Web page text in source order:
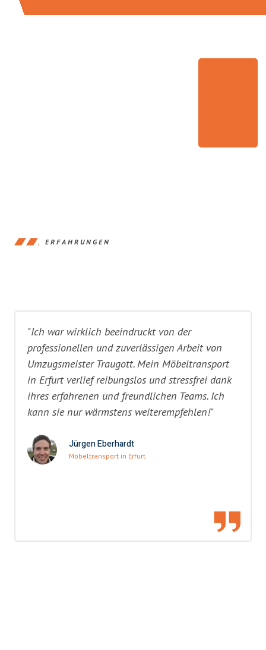
ERFAHRUNGEN
"Ich war wirklich beeindruckt von der
professionellen und zuverlässigen Arbeit von
Umzugsmeister Traugott. Mein Möbeltransport
in Erfurt verlief reibungslos und stressfrei dank
ihres erfahrenen und freundlichen Teams. Ich
kann sie nur wärmstens weiterempfehlen!"
Jürgen Eberhardt
Möbeltransport in Erfurt